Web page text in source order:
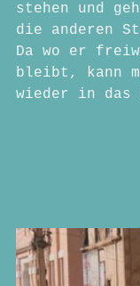
stehen und
die anderen
Da wo er
bleibt, kann
wieder in das